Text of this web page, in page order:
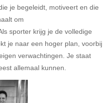
je begeleidt, motiveert en die
om
sporter krijg je de volledige
je naar een hoger plan, voorbij
verwachtingen. Je staat
allemaal kunnen.